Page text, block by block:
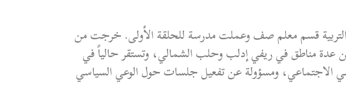
قسم معلم صف وعملت مدرسة للحلقة الأولى. خرجت من
قوافل التهجير القسري سنة 2018، تنقلت بين عدة مناطق في ريفي إدلب وحلب الشمالي، وتستقر حالياً في
ومسؤولة عن تفعيل جلسات حول الوعي السياسي